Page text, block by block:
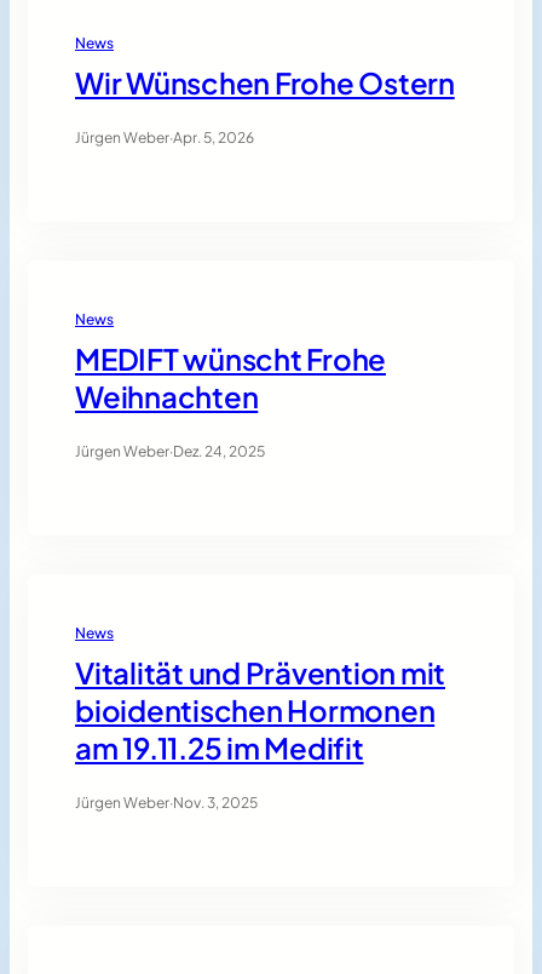
News
Wir Wünschen Frohe Ostern
Jürgen Weber·Apr. 5, 2026
News
MEDIFT wünscht Frohe
Weihnachten
Jürgen Weber·Dez. 24, 2025
News
Vitalität und Prävention mit
bioidentischen Hormonen
am 19.11.25 im Medifit
Jürgen Weber·Nov. 3, 2025